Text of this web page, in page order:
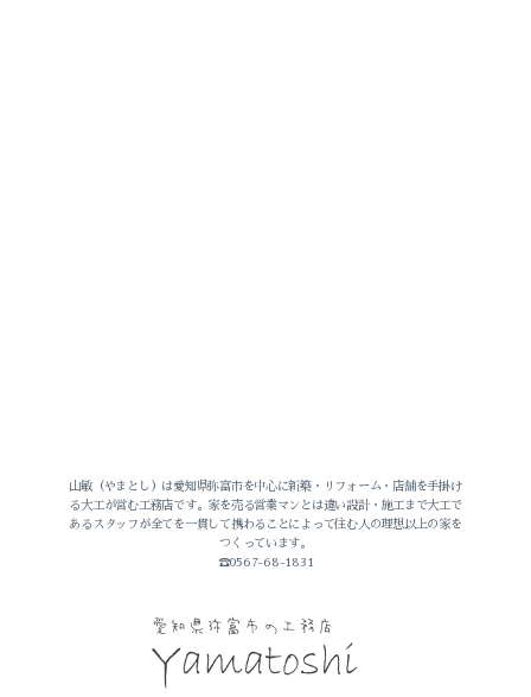
2025-12（1）
2025-09（3）
山敏（やまとし）は愛知県弥富市を中心に新築・リフォーム・店舗を手掛け
る大工が営む工務店です。家を売る営業マンとは違い設計・施工まで大工で
あるスタッフが全てを一貫して携わることによって住む人の理想以上の家を
つくっています。
☎0567-68-1831